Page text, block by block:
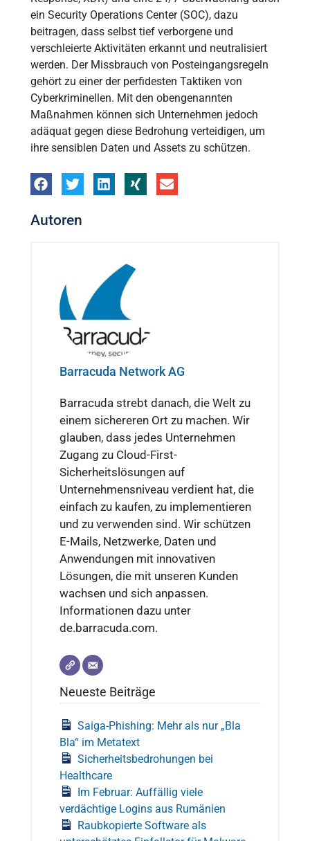
ein Security Operations Center (SOC), dazu
beitragen, dass selbst tief verborgene und
verschleierte Aktivitäten erkannt und neutralisiert
werden. Der Missbrauch von Posteingangsregeln
gehört zu einer der perfidesten Taktiken von
Cyberkriminellen. Mit den obengenannten
Maßnahmen können sich Unternehmen jedoch
adäquat gegen diese Bedrohung verteidigen, um
ihre sensiblen Daten und Assets zu schützen.
Autoren
Barracuda Network AG
Barracuda strebt danach, die Welt zu
einem sichereren Ort zu machen. Wir
glauben, dass jedes Unternehmen
Zugang zu Cloud-First-
Sicherheitslösungen auf
Unternehmensniveau verdient hat, die
einfach zu kaufen, zu implementieren
und zu verwenden sind. Wir schützen
E-Mails, Netzwerke, Daten und
Anwendungen mit innovativen
Lösungen, die mit unseren Kunden
wachsen und sich anpassen.
Informationen dazu unter
de.barracuda.com.
Neueste Beiträge
Saiga-Phishing: Mehr als nur „Bla
Bla“ im Metatext
Sicherheitsbedrohungen bei
Healthcare
Im Februar: Auffällig viele
verdächtige Logins aus Rumänien
Raubkopierte Software als